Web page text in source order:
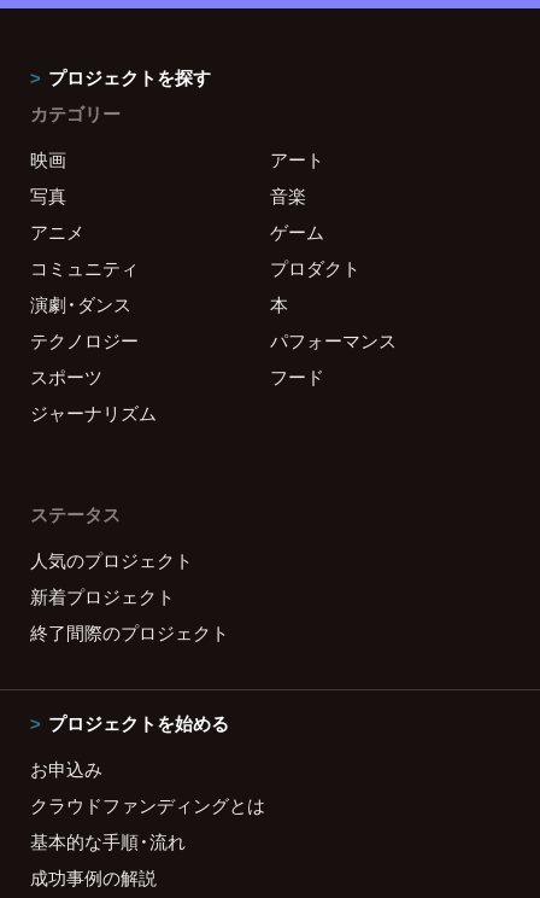
プロジェクトを探す
カテゴリー
映画
アート
写真
音楽
アニメ
ゲーム
コミュニティ
プロダクト
演劇・ダンス
本
テクノロジー
パフォーマンス
スポーツ
フード
ジャーナリズム
ステータス
人気のプロジェクト
新着プロジェクト
終了間際のプロジェクト
プロジェクトを始める
お申込み
クラウドファンディングとは
基本的な手順・流れ
成功事例の解説